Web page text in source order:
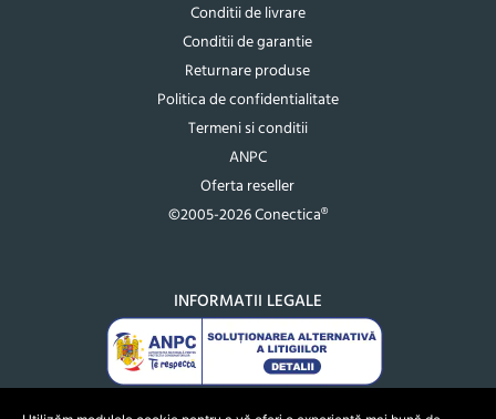
Conditii de livrare
Conditii de garantie
Returnare produse
Politica de confidentialitate
Termeni si conditii
ANPC
Oferta reseller
©2005-2026 Conectica®
INFORMATII LEGALE